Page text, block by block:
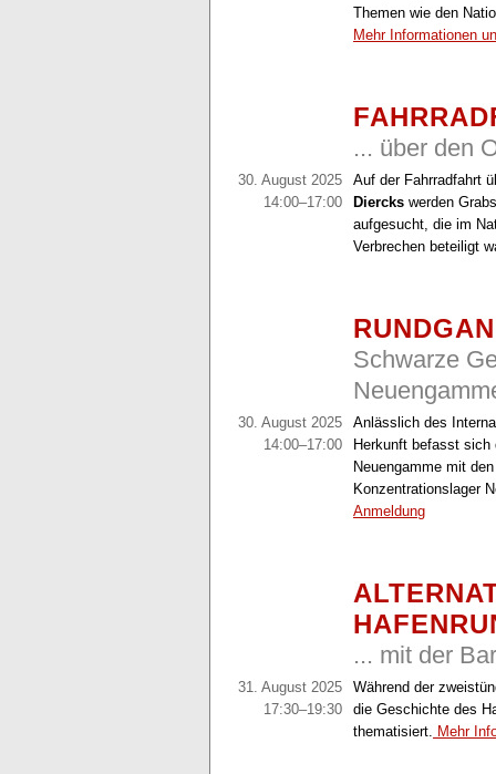
Themen wie den
Mehr Informationen
... über den
30. August 2025
14:00–17:00
Auf der Fahrradfahrt
Diercks werden
aufgesucht, die im
Verbrechen beteiligt
Schwarze
30. August 2025
14:00–17:00
Anlässlich des
Herkunft befasst sich
Neuengamme mit
Konzentrationslager
Anmeldung
... mit der
31. August 2025
17:30–19:30
Während der
die Geschichte des
thematisiert. Mehr